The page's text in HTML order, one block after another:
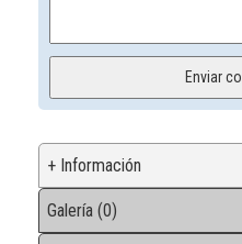
+ Información
Galería (0)